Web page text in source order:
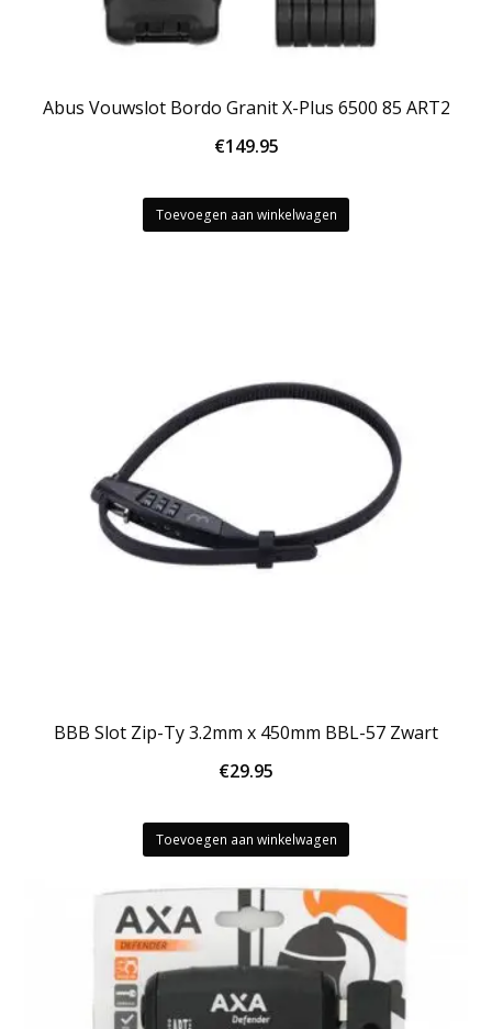
Abus Vouwslot Bordo Granit X-Plus 6500 85 ART2
€149.95
Toevoegen aan winkelwagen
BBB Slot Zip-Ty 3.2mm x 450mm BBL-57 Zwart
€29.95
Toevoegen aan winkelwagen